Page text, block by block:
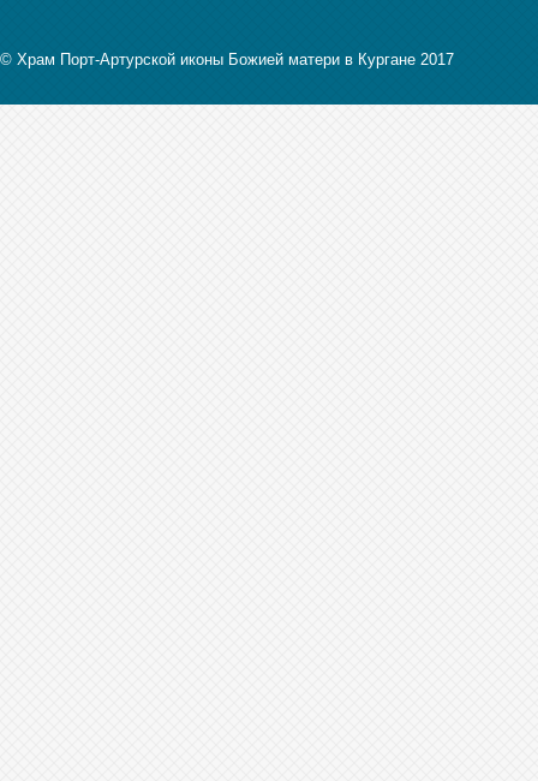
© Храм Порт-Артурской иконы Божией матери в Кургане 2017